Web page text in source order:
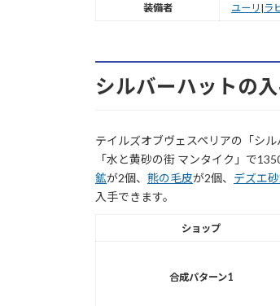
装備者 ユーリ |ラ
シルバーハットの
テイルズオブヴェスペリアの「シ
「水と黄砂の街 マンタイク」で
鉱が2個、 熊の毛皮が2個、 デズエ
入手できます。
ショップ
合成パターン1